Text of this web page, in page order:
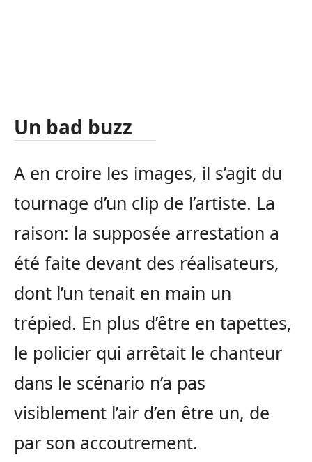
Un bad buzz
A en croire les images, il s’agit du
tournage d’un clip de l’artiste. La
raison: la supposée arrestation a
été faite devant des réalisateurs,
dont l’un tenait en main un
trépied. En plus d’être en tapettes,
le policier qui arrêtait le chanteur
dans le scénario n’a pas
visiblement l’air d’en être un, de
par son accoutrement.